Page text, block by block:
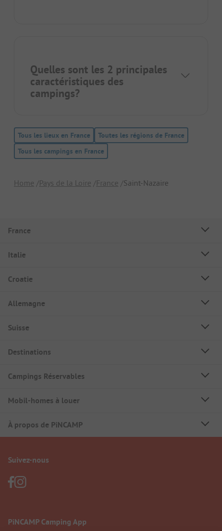
Quelles sont les 2 principales
caractéristiques des
campings?
Tous les lieux en France
Toutes les régions de France
Tous les campings en France
Home Pays de la Loire France Saint-Nazaire
France
Italie
Croatie
Allemagne
Suisse
Destinations
Campings Réservables
Mobil-homes à louer
À propos de PiNCAMP
Suivez-nous
PiNCAMP Camping App